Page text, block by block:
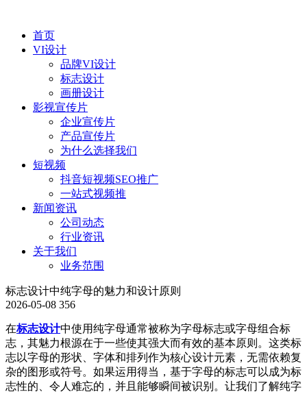
首页
VI设计
品牌VI设计
标志设计
画册设计
影视宣传片
企业宣传片
产品宣传片
为什么选择我们
短视频
抖音短视频SEO推广
一站式视频推
新闻资讯
公司动态
行业资讯
关于我们
业务范围
标志设计中纯字母的魅力和设计原则
2026-05-08 356
在标志设计中使用纯字母通常被称为字母标志或字母组合标
志，其魅力根源在于一些使其强大而有效的基本原则。这类标
志以字母的形状、字体和排列作为核心设计元素，无需依赖复
杂的图形或符号。如果运用得当，基于字母的标志可以成为标
志性的、令人难忘的，并且能够瞬间被识别。让我们了解纯字